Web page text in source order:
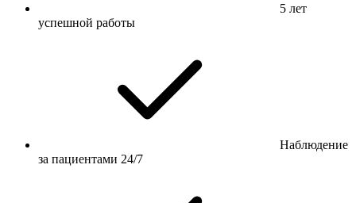
5 лет
успешной работы
Наблюдение
за пациентами 24/7